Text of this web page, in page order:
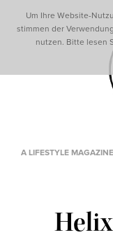
A LIFESTYLE
Um Ihre Website-
stimmen der
nutzen. Bitte lesen